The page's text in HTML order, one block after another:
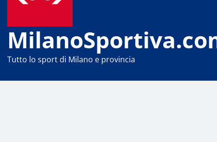
Tutto lo sport di Milano e provincia